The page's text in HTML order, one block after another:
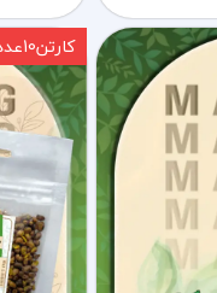
کارتن10عددی